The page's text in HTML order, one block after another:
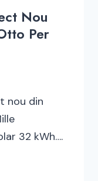
Nou
Per
nou din
32 kWh….